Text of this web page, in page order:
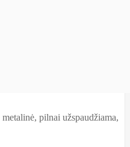
pilnai užspaudžiama,